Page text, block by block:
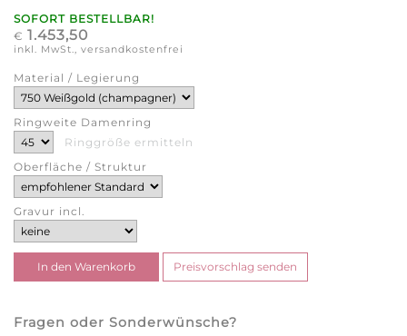
SOFORT BESTELLBAR!
€ 1.453,50
inkl. MwSt., versandkostenfrei
Material / Legierung
Ringweite Damenring
Ringgröße ermitteln
Oberfläche / Struktur
Gravur incl.
Fragen oder Sonderwünsche?